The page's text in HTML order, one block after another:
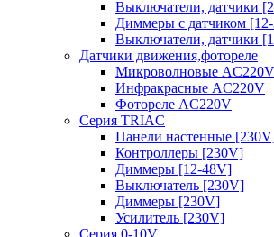
Выключатели, датчики
Диммеры с датчиком
Выключатели, датчики
Датчики движения,фотореле
Микроволновые AC220V
Инфракрасные AC220V
Фотореле AC220V
Серия TRIAC
Панели настенные
Контроллеры [230V]
Диммеры [12-48V]
Выключатель [230V]
Диммеры [230V]
Усилитель [230V]
Серия 0-10V